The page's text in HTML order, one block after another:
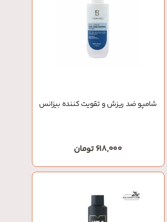
شامپو ضد ریزش و تقویت کننده بیزانس
618,000 تومان